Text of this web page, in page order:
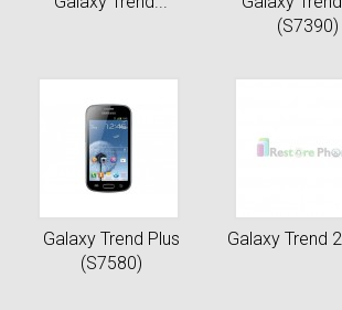
(S7390)
Galaxy Trend Plus
(S7580)
Galaxy Trend 2